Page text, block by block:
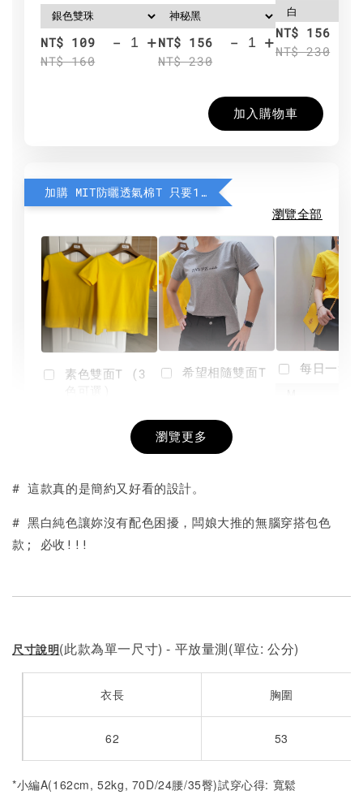
NT$ 109
NT$ 160
- +NT$ 156
NT$ 230
- +NT$ 156
NT$ 230
加入購物車
加購 MIT防曬透氣棉T 只要190元
瀏覽全部
素色雙面T (3
+
希望相隨雙面T
NT$ 190
-
每日一笑
瀏覽更多
# 這款真的是簡約又好看的設計。
# 黑白純色讓妳沒有配色困擾，闆娘大推的無腦穿搭包色
款; 必收!!!
尺寸說明(此款為單一尺寸) - 平放量測(單位: 公分)
衣長 胸圍
62 53
*小編A(162cm, 52kg, 70D/24腰/35臀)試穿心得: 寬鬆